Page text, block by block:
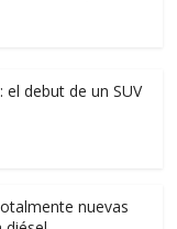
el debut de un SUV
nuevas